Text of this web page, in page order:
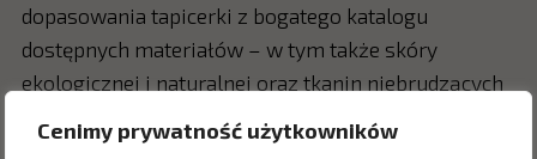
Cenimy prywatność użytkowników
dopasowania tapicerki z bogatego katalogu
dostępnych materiałów – w tym także skóry
ekologicznej i naturalnej oraz tkanin niebrudzących
się i łatwych w czyszczeniu. Istnieje też możliwość
wyboru koloru zagłówka oraz pozostałych